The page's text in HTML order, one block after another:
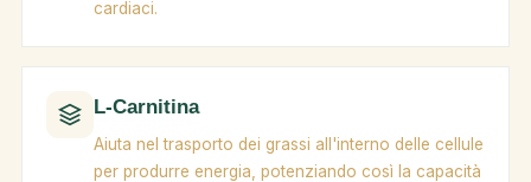
cardiaci.
L-Carnitina
Aiuta nel trasporto dei grassi all'interno delle cellule
per produrre energia, potenziando così la capacità